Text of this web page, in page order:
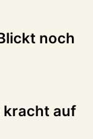
noch
kracht auf